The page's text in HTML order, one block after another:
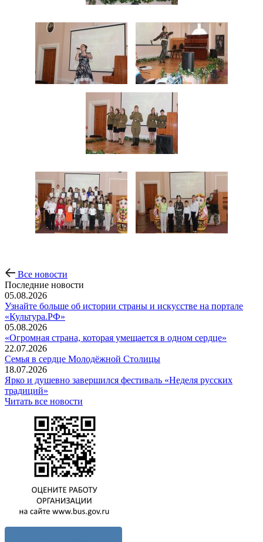
Все новости
Последние новости
05.08.2026
Узнайте больше об истории страны и искусстве на портале
«Культура.РФ»
05.08.2026
«Огромная страна, которая умещается в одном сердце»
22.07.2026
Семья в сердце Молодёжной Столицы
18.07.2026
Ярко и душевно завершился фестиваль «Неделя русских
традиций»
Читать все новости